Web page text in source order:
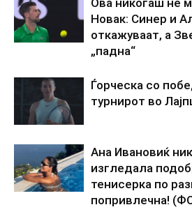
Новак: Синер и
откажуваат, а
„падна“
Ѓорческа со
турнирот во
Ана Ивановиќ
изгледала
тенисерка по
попривлечна!